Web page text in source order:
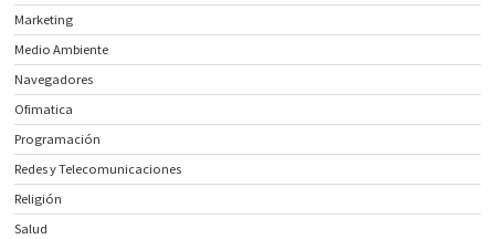
Marketing
Medio Ambiente
Navegadores
Ofimatica
Programación
Redes y Telecomunicaciones
Religión
Salud